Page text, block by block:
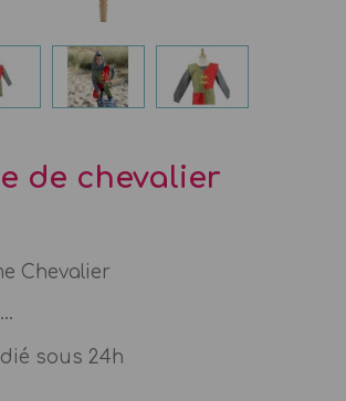
de chevalier
Chevalier
sous 24h